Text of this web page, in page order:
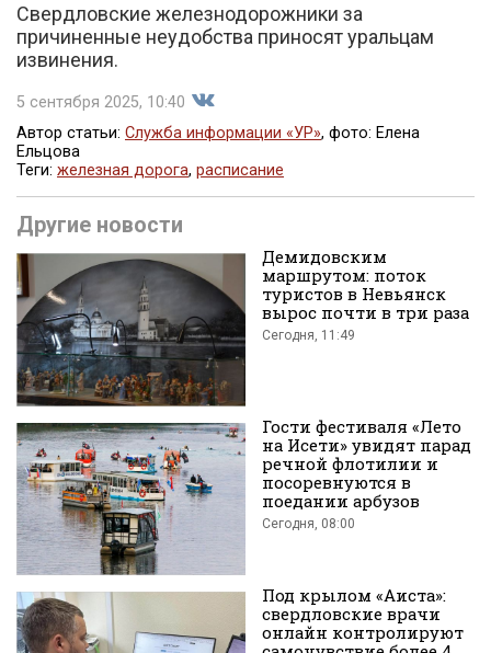
Свердловские железнодорожники за
причиненные неудобства приносят уральцам
извинения.
5 сентября 2025, 10:40
Поделиться
во
Автор статьи: Служба информации «УР», фото: Елена
Ельцова
Теги: железная дорога, расписание
Другие новости
Демидовским
маршрутом: поток
туристов в Невьянск
вырос почти в три раза
Сегодня, 11:49
Гости фестиваля «Лето
на Исети» увидят парад
речной флотилии и
посоревнуются в
поедании арбузов
Сегодня, 08:00
Под крылом «Аиста»:
свердловские врачи
онлайн контролируют